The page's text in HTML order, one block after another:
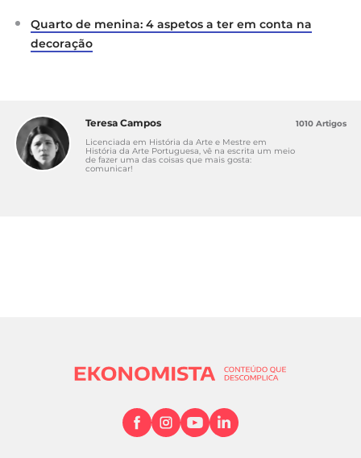
Quarto de menina: 4 aspetos a ter em conta na
decoração
Teresa Campos
Licenciada em História da Arte e Mestre em
História da Arte Portuguesa, vê na escrita um meio
de fazer uma das coisas que mais gosta:
comunicar!
1010 Artigos